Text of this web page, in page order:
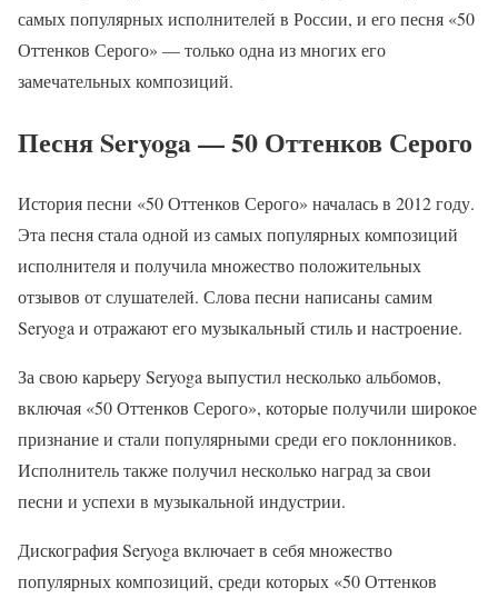
самых популярных исполнителей в России, и его песня «50
Оттенков Серого» — только одна из многих его
замечательных композиций.
Песня Seryoga — 50 Оттенков Серого
История песни «50 Оттенков Серого» началась в 2012 году.
Эта песня стала одной из самых популярных композиций
исполнителя и получила множество положительных
отзывов от слушателей. Слова песни написаны самим
Seryoga и отражают его музыкальный стиль и настроение.
За свою карьеру Seryoga выпустил несколько альбомов,
включая «50 Оттенков Серого», которые получили широкое
признание и стали популярными среди его поклонников.
Исполнитель также получил несколько наград за свои
песни и успехи в музыкальной индустрии.
Дискография Seryoga включает в себя множество
популярных композиций, среди которых «50 Оттенков